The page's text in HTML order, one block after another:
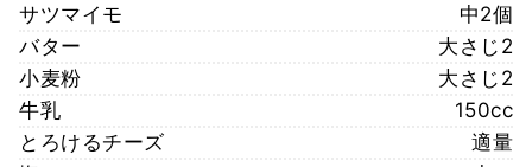
サツマイモ
中2個
バター
大さじ2
小麦粉
大さじ2
牛乳
150cc
とろけるチーズ
適量